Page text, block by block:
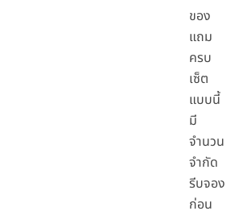
ของ
แถม
ครบ
เซ็ต
แบบนี้
มี
จำนวน
จำกัด
รีบจอง
ก่อน